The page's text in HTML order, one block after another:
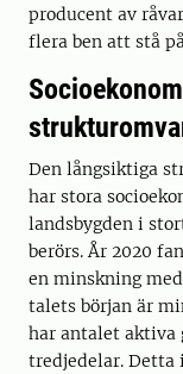
producent av
flera ben att stå
Den långsiktiga
har stora
landsbygden i
berörs. År 2020
en minskning
talets början är
har antalet aktiva
tredjedelar. Detta